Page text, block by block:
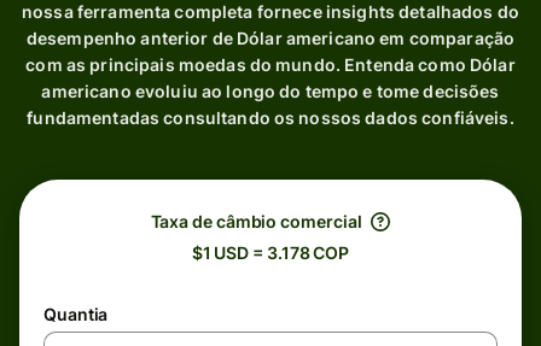
nossa ferramenta completa fornece insights detalhados do
desempenho anterior de Dólar americano em comparação
com as principais moedas do mundo. Entenda como Dólar
americano evoluiu ao longo do tempo e tome decisões
fundamentadas consultando os nossos dados confiáveis.
Taxa de câmbio comercial
$1 USD = 3.178 COP
Quantia